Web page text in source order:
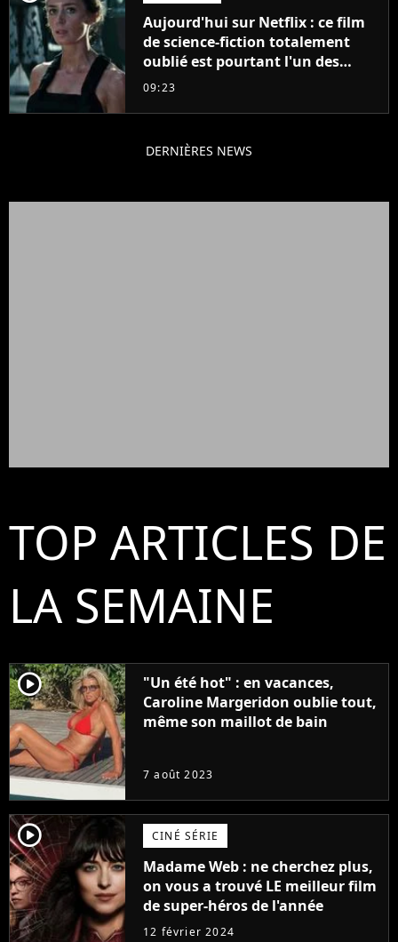
Aujourd'hui sur Netflix : ce film
de science-fiction totalement
oublié est pourtant l'un des
meilleurs des années 2010
09:23
DERNIÈRES NEWS
TOP ARTICLES DE
LA SEMAINE
player2
"Un été hot" : en vacances,
Caroline Margeridon oublie tout,
même son maillot de bain
7 août 2023
player2 CINÉ SÉRIE
Madame Web : ne cherchez plus,
on vous a trouvé LE meilleur film
de super-héros de l'année
12 février 2024